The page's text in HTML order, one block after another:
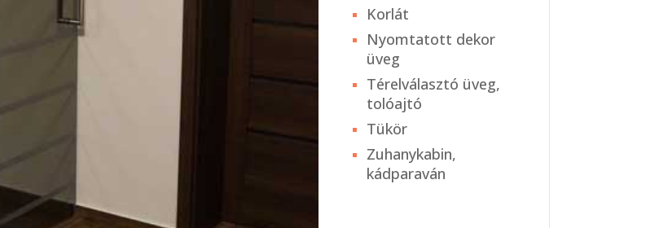
Korlát
Nyomtatott dekor
üveg
Térelválasztó üveg,
tolóajtó
Tükör
Zuhanykabin,
kádparaván